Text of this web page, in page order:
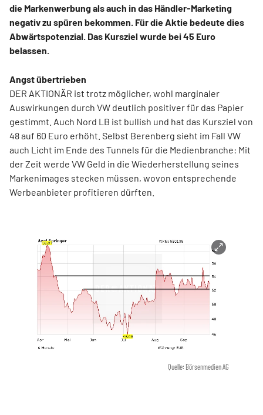
die Markenwerbung als auch in das Händler-Marketing
negativ zu spüren bekommen. Für die Aktie bedeute dies
Abwärtspotenzial. Das Kursziel wurde bei 45 Euro
belassen.
Angst übertrieben
DER AKTIONÄR ist trotz möglicher, wohl marginaler
Auswirkungen durch VW deutlich positiver für das Papier
gestimmt. Auch Nord LB ist bullish und hat das Kursziel von
48 auf 60 Euro erhöht. Selbst Berenberg sieht im Fall VW
auch Licht im Ende des Tunnels für die Medienbranche: Mit
der Zeit werde VW Geld in die Wiederherstellung seines
Markenimages stecken müssen, wovon entsprechende
Werbeanbieter profitieren dürften.
Quelle: Börsenmedien AG